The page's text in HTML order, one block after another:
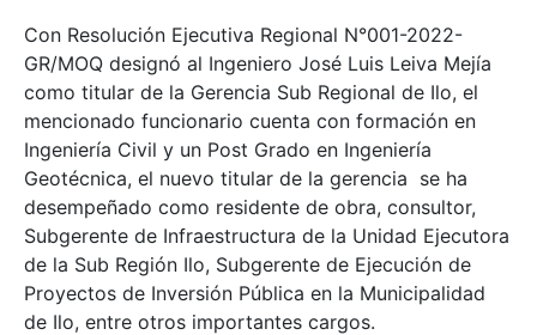
Con Resolución Ejecutiva Regional N°001-2022-
GR/MOQ designó al Ingeniero José Luis Leiva Mejía
como titular de la Gerencia Sub Regional de Ilo, el
mencionado funcionario cuenta con formación en
Ingeniería Civil y un Post Grado en Ingeniería
Geotécnica, el nuevo titular de la gerencia se ha
desempeñado como residente de obra, consultor,
Subgerente de Infraestructura de la Unidad Ejecutora
de la Sub Región Ilo, Subgerente de Ejecución de
Proyectos de Inversión Pública en la Municipalidad
de Ilo, entre otros importantes cargos.